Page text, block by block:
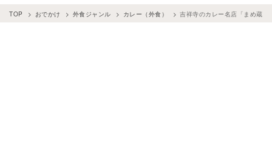
TOP おでかけ 外食ジャンル カレー（外食） 吉祥寺のカレー名店「まめ蔵